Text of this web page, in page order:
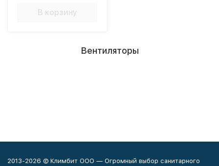
В корзину
Вентиляторы
2013-2026 © Климбит ООО — Огромный выбор санитарного